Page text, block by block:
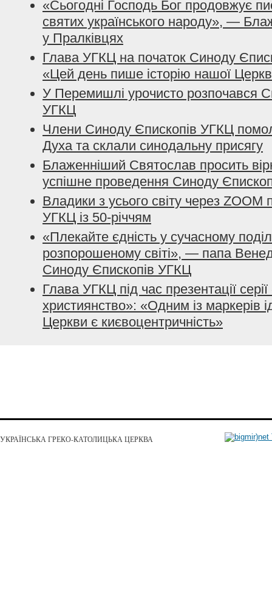
«Сьогодні Господь Бог продовжує
святих українського народу», —
у Пралківцях
Глава УГКЦ на початок Синоду
«Цей день пише історію нашої
У Перемишлі урочисто розпочався
УГКЦ
Члени Синоду Єпископів УГКЦ
Духа та склали синодальну присягу
Блаженніший Святослав просить
успішне проведення Синоду
Владики з усього світу через ZOOM
УГКЦ із 50-річчям
«Плекайте єдність у сучасному
розпорошеному світі», — папа
Синоду Єпископів УГКЦ
Глава УГКЦ під час презентації серії
християнство»: «Одним із маркерів
Церкви є києвоцентричність»
УКРАЇНСЬКА ГРЕКО-КАТОЛИЦЬКА ЦЕРКВА